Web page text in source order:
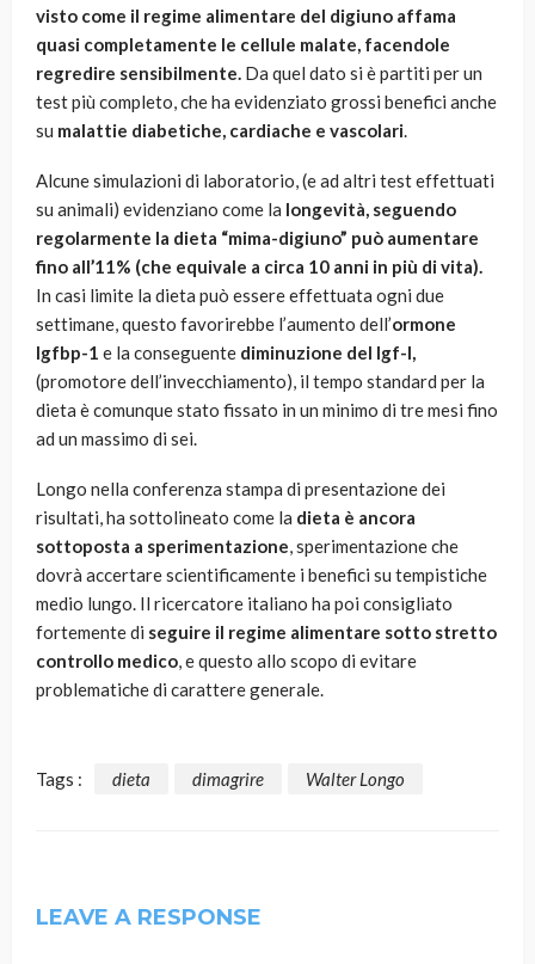
visto come il regime alimentare del digiuno affama
quasi completamente le cellule malate, facendole
regredire sensibilmente. Da quel dato si è partiti per un
test più completo, che ha evidenziato grossi benefici anche
su malattie diabetiche, cardiache e vascolari.
Alcune simulazioni di laboratorio, (e ad altri test effettuati
su animali) evidenziano come la longevità, seguendo
regolarmente la dieta “mima-digiuno” può aumentare
fino all’11% (che equivale a circa 10 anni in più di vita).
In casi limite la dieta può essere effettuata ogni due
settimane, questo favorirebbe l’aumento dell’ormone
Igfbp-1 e la conseguente diminuzione del Igf-I,
(promotore dell’invecchiamento), il tempo standard per la
dieta è comunque stato fissato in un minimo di tre mesi fino
ad un massimo di sei.
Longo nella conferenza stampa di presentazione dei
risultati, ha sottolineato come la dieta è ancora
sottoposta a sperimentazione, sperimentazione che
dovrà accertare scientificamente i benefici su tempistiche
medio lungo. Il ricercatore italiano ha poi consigliato
fortemente di seguire il regime alimentare sotto stretto
controllo medico, e questo allo scopo di evitare
problematiche di carattere generale.
Tags : dieta dimagrire Walter Longo
LEAVE A RESPONSE